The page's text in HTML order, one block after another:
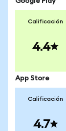
Calificación
4.4
App Store
Calificación
4.7